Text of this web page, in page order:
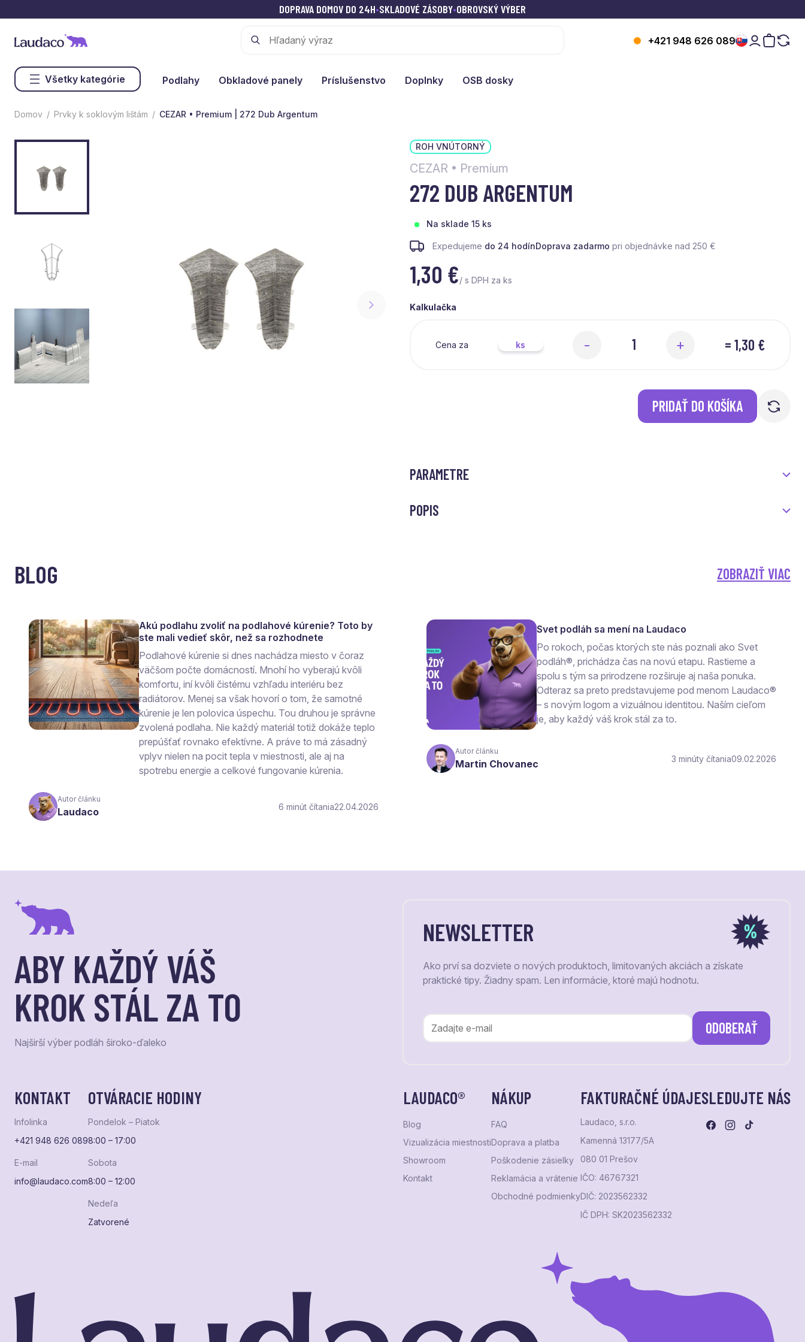
DOPRAVA DOMOV DO 24H•SKLADOVÉ ZÁSOBY•OBROVSKÝ VÝBER
+421 948 626 089
Všetky kategórie Podlahy Obkladové panely Príslušenstvo Doplnky OSB dosky
Domov Prvky k soklovým lištám CEZAR • Premium | 272 Dub Argentum
ROH VNÚTORNÝ
CEZAR • Premium
272 DUB ARGENTUM
Na sklade 15 ks
Expedujeme do 24 hodínDoprava zadarmo pri objednávke nad 250 €
1,30 €/ s DPH za ks
Kalkulačka
Cena za ks - + =1,30 €
PRIDAŤ DO KOŠÍKA
PARAMETRE
POPIS
BLOG ZOBRAZIŤ VIAC
Akú podlahu zvoliť na podlahové kúrenie? Toto by
ste mali vedieť skôr, než sa rozhodnete
Podlahové kúrenie si dnes nachádza miesto v čoraz
väčšom počte domácností. Mnohí ho vyberajú kvôli
komfortu, iní kvôli čistému vzhľadu interiéru bez
radiátorov. Menej sa však hovorí o tom, že samotné
kúrenie je len polovica úspechu. Tou druhou je správne
zvolená podlaha. Nie každý materiál totiž dokáže teplo
prepúšťať rovnako efektívne. A práve to má zásadný
vplyv nielen na pocit tepla v miestnosti, ale aj na
spotrebu energie a celkové fungovanie kúrenia.
Autor článku
Laudaco 6 čítania22.04.2026
Svet podláh sa mení na Laudaco
Po rokoch, počas ktorých ste nás poznali ako Svet
podláh®, prichádza čas na novú etapu. Rastieme a
spolu s tým sa prirodzene rozširuje aj naša ponuka.
Odteraz sa preto predstavujeme pod menom Laudaco®
– s novým logom a vizuálnou identitou. Naším cieľom
je, aby každý váš krok stál za to.
Autor článku
Martin Chovanec 3 čítania09.02.2026
ABY KAŽDÝ VÁŠ
KROK STÁL ZA TO
Najširší výber podláh široko-ďaleko
NEWSLETTER
Ako prví sa dozviete o nových produktoch, limitovaných akciách a získate
praktické tipy. Žiadny spam. Len informácie, ktoré majú hodnotu.
ODOBERAŤ
KONTAKT
Infolinka
+421 948 626 089
E-mail
info@laudaco.com
OTVÁRACIE HODINY
Pondelok – Piatok
8:00 – 17:00
Sobota
8:00 – 12:00
Nedeľa
Zatvorené
LAUDACO®
Blog
Vizualizácia miestnosti
Showroom
Kontakt
NÁKUP
FAQ
Doprava a platba
Poškodenie zásielky
Reklamácia a vrátenie
Obchodné podmienky
FAKTURAČNÉ ÚDAJE
Laudaco, s.r.o.
Kamenná 13177/5A
080 01 Prešov
IČO: 46767321
DIČ: 2023562332
IČ DPH: SK2023562332
SLEDUJTE NÁS